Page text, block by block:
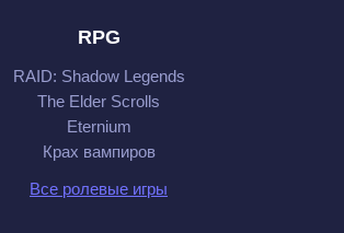
RPG
RAID: Shadow Legends
The Elder Scrolls
Eternium
Крах вампиров
Все ролевые игры